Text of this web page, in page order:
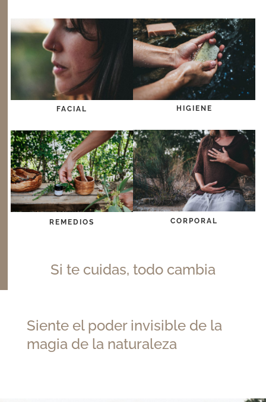
FACIAL
REMEDIOS
HIGIENE
CORPORAL
Si te cuidas, todo cambia
Siente el poder invisible de la
magia de la naturaleza